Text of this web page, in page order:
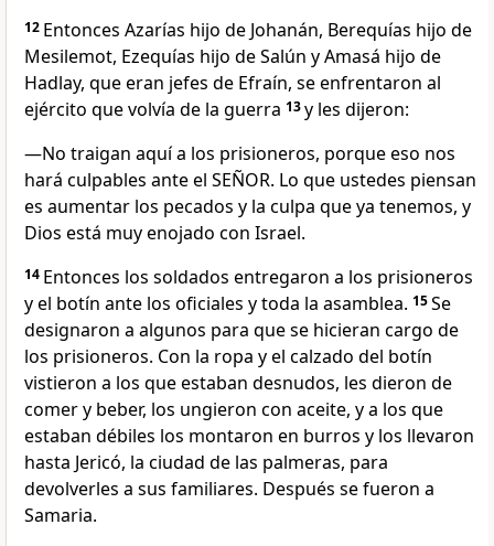
12 Entonces Azarías hijo de Johanán, Berequías hijo de
Mesilemot, Ezequías hijo de Salún y Amasá hijo de
Hadlay, que eran jefes de Efraín, se enfrentaron al
ejército que volvía de la guerra 13y les dijeron:
—No traigan aquí a los prisioneros, porque eso nos
hará culpables ante el SEÑOR. Lo que ustedes piensan
es aumentar los pecados y la culpa que ya tenemos, y
Dios está muy enojado con Israel.
14 Entonces los soldados entregaron a los prisioneros
y el botín ante los oficiales y toda la asamblea. 15Se
designaron a algunos para que se hicieran cargo de
los prisioneros. Con la ropa y el calzado del botín
vistieron a los que estaban desnudos, les dieron de
comer y beber, los ungieron con aceite, y a los que
estaban débiles los montaron en burros y los llevaron
hasta Jericó, la ciudad de las palmeras, para
devolverles a sus familiares. Después se fueron a
Samaria.